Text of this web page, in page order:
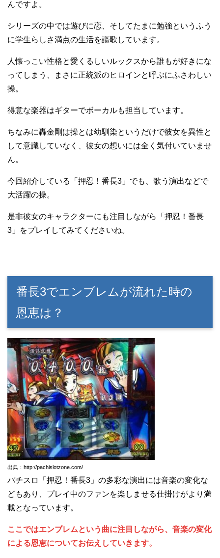
んですよ。
シリーズの中では遊びに恋、そしてたまに勉強というふう
に学生らしさ満点の生活を謳歌しています。
人懐っこい性格と愛くるしいルックスから誰もが好きにな
ってしまう、まさに正統派のヒロインと呼ぶにふさわしい
操。
得意な楽器はギターでボーカルも担当しています。
ちなみに轟金剛は操とは幼馴染というだけで彼女を異性と
して意識していなく、彼女の想いには全く気付いていませ
ん。
今回紹介している「押忍！番長3」でも、歌う演出などで
大活躍の操。
是非彼女のキャラクターにも注目しながら「押忍！番長
3」をプレイしてみてくださいね。
番長3でエンブレムが流れた時の
恩恵は？
出典：http://pachislotzone.com/
パチスロ「押忍！番長3」の多彩な演出には音楽の変化な
どもあり、プレイ中のファンを楽しませる仕掛けがより満
載となっています。
ここではエンブレムという曲に注目しながら、音楽の変化
による恩恵についてお伝えしていきます。